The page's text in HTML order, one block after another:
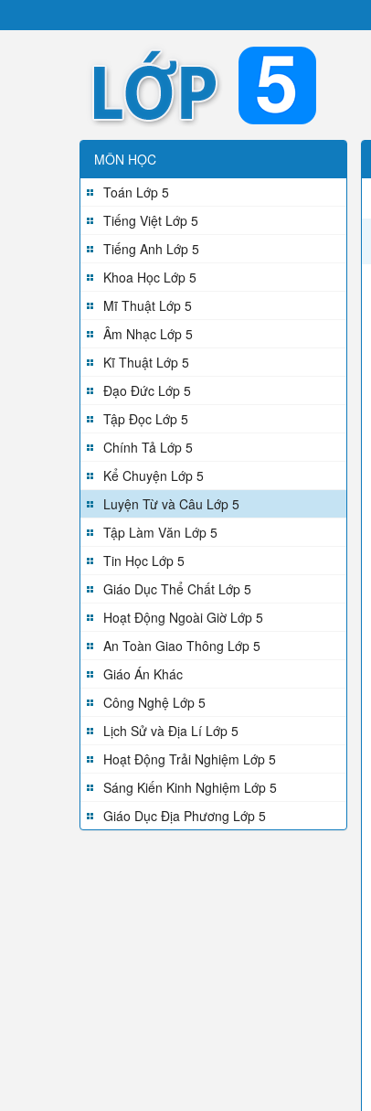
MÔN HỌC
Toán Lớp 5
Tiếng Việt Lớp 5
Tiếng Anh Lớp 5
Khoa Học Lớp 5
Mĩ Thuật Lớp 5
Âm Nhạc Lớp 5
Kĩ Thuật Lớp 5
Đạo Đức Lớp 5
Tập Đọc Lớp 5
Chính Tả Lớp 5
Kể Chuyện Lớp 5
Luyện Từ và Câu Lớp 5
Tập Làm Văn Lớp 5
Tin Học Lớp 5
Giáo Dục Thể Chất Lớp 5
Hoạt Động Ngoài Giờ Lớp 5
An Toàn Giao Thông Lớp 5
Giáo Án Khác
Công Nghệ Lớp 5
Lịch Sử và Địa Lí Lớp 5
Hoạt Động Trải Nghiệm Lớp 5
Sáng Kiến Kinh Nghiệm Lớp 5
Giáo Dục Địa Phương Lớp 5